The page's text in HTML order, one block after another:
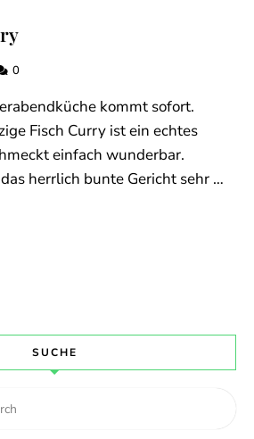
0
kommt sofort.
Fisch Curry ist ein echtes
einfach wunderbar.
herrlich bunte Gericht sehr …
SUCHE